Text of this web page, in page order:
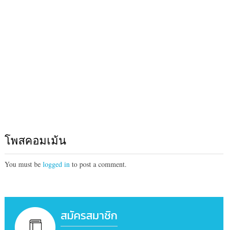
โพสคอมเม้น
You must be logged in to post a comment.
สมัครสมาชิก